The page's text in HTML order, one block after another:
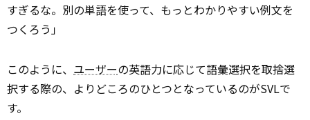
すぎるな。別の単語を使って、もっとわかりやすい例文を
つくろう」
このように、 ユーザーの英語力に応じて語彙選択を取捨選
択する際の、よりどころのひとつとなっているのがSVLで
す。